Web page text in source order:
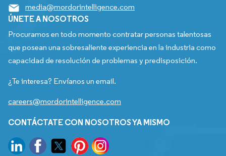
media@mordorintelligence.com
ÚNETE A NOSOTROS
Procuramos en todo momento contratar personas talentosas
que posean una sobresaliente experiencia en la industria como
capacidad de resolución de problemas y predisposición.
¿Te interesa? Envíanos un email.
careers@mordorintelligence.com
CONTÁCTATE CON NOSOTROS YA MISMO